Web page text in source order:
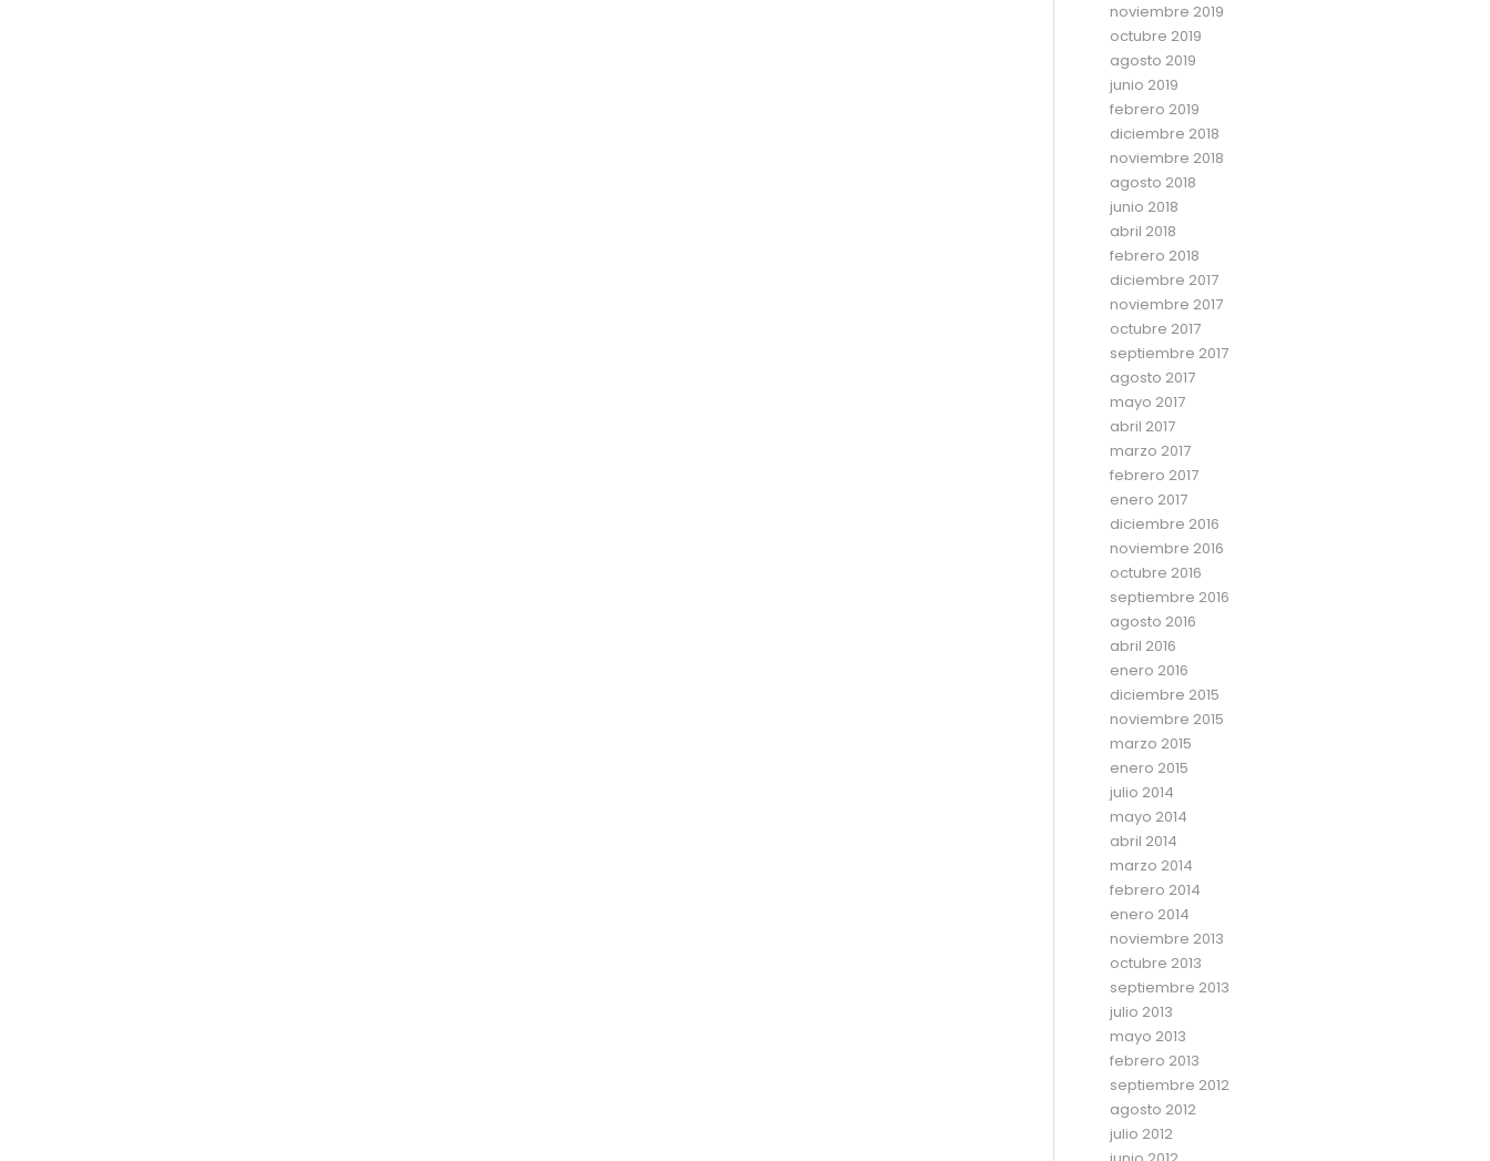
noviembre 2019
octubre 2019
agosto 2019
junio 2019
febrero 2019
diciembre 2018
noviembre 2018
agosto 2018
junio 2018
abril 2018
febrero 2018
diciembre 2017
noviembre 2017
octubre 2017
septiembre 2017
agosto 2017
mayo 2017
abril 2017
marzo 2017
febrero 2017
enero 2017
diciembre 2016
noviembre 2016
octubre 2016
septiembre 2016
agosto 2016
abril 2016
enero 2016
diciembre 2015
noviembre 2015
marzo 2015
enero 2015
julio 2014
mayo 2014
abril 2014
marzo 2014
febrero 2014
enero 2014
noviembre 2013
octubre 2013
septiembre 2013
julio 2013
mayo 2013
febrero 2013
septiembre 2012
agosto 2012
julio 2012